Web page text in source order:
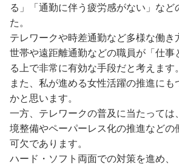
る」「通勤に伴う疲労感がない」など
た。
テレワークや時差通勤など多様な働き
世帯や遠距離通勤などの職員が「仕事
る上で非常に有効な手段だと考えます。
また、私が進める女性活躍の推進にも
かと思います。
一方、テレワークの普及に当たっては
境整備やペーパーレス化の推進などの
可欠であります。
ハード・ソフト両面での対策を進め、